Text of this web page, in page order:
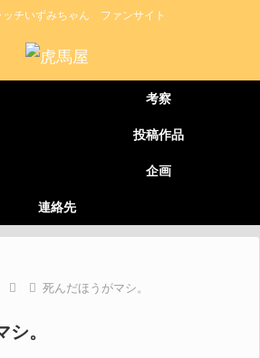
ッチいずみちゃん ファンサイト
考察
投稿作品
企画
連絡先
死んだほうがマシ。
。